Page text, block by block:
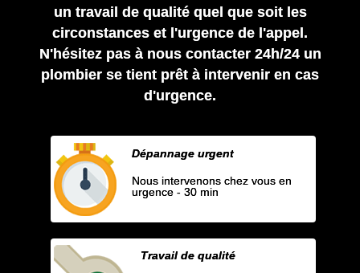
un travail de qualité quel que soit les
circonstances et l'urgence de l'appel.
N'hésitez pas à nous contacter 24h/24 un
plombier se tient prêt à intervenir en cas
d'urgence.
Dépannage urgent
Nous intervenons chez vous en
urgence - 30 min
Travail de qualité